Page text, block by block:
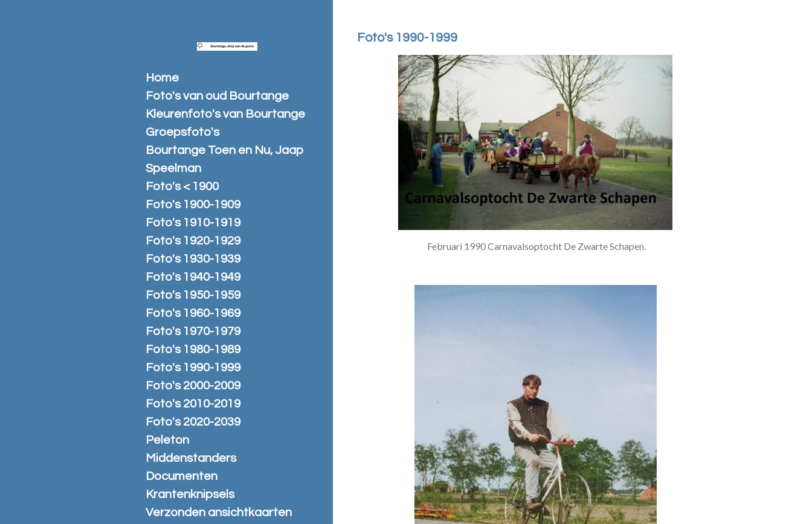
Foto's 1990-1999
Februari 1990 Carnavalsoptocht De Zwarte Schapen.
Home
Foto's van oud Bourtange
Kleurenfoto's van Bourtange
Groepsfoto's
Bourtange Toen en Nu, Jaap
Speelman
Foto's < 1900
Foto's 1900-1909
Foto's 1910-1919
Foto's 1920-1929
Foto's 1930-1939
Foto's 1940-1949
Foto's 1950-1959
Foto's 1960-1969
Foto's 1970-1979
Foto's 1980-1989
Foto's 1990-1999
Foto's 2000-2009
Foto's 2010-2019
Foto's 2020-2039
Peleton
Middenstanders
Documenten
Krantenknipsels
Verzonden ansichtkaarten